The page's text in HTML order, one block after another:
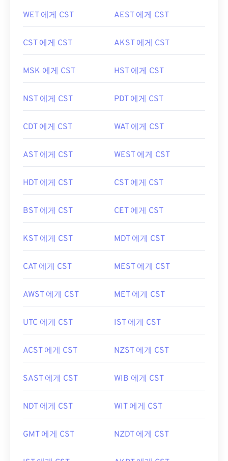
WET 에게 CST AEST 에게 CST
CST 에게 CST AKST 에게 CST
MSK 에게 CST HST 에게 CST
NST 에게 CST PDT 에게 CST
CDT 에게 CST WAT 에게 CST
AST 에게 CST WEST 에게 CST
HDT 에게 CST CST 에게 CST
BST 에게 CST CET 에게 CST
KST 에게 CST MDT 에게 CST
CAT 에게 CST MEST 에게 CST
AWST 에게 CST MET 에게 CST
UTC 에게 CST IST 에게 CST
ACST 에게 CST NZST 에게 CST
SAST 에게 CST WIB 에게 CST
NDT 에게 CST WIT 에게 CST
GMT 에게 CST NZDT 에게 CST